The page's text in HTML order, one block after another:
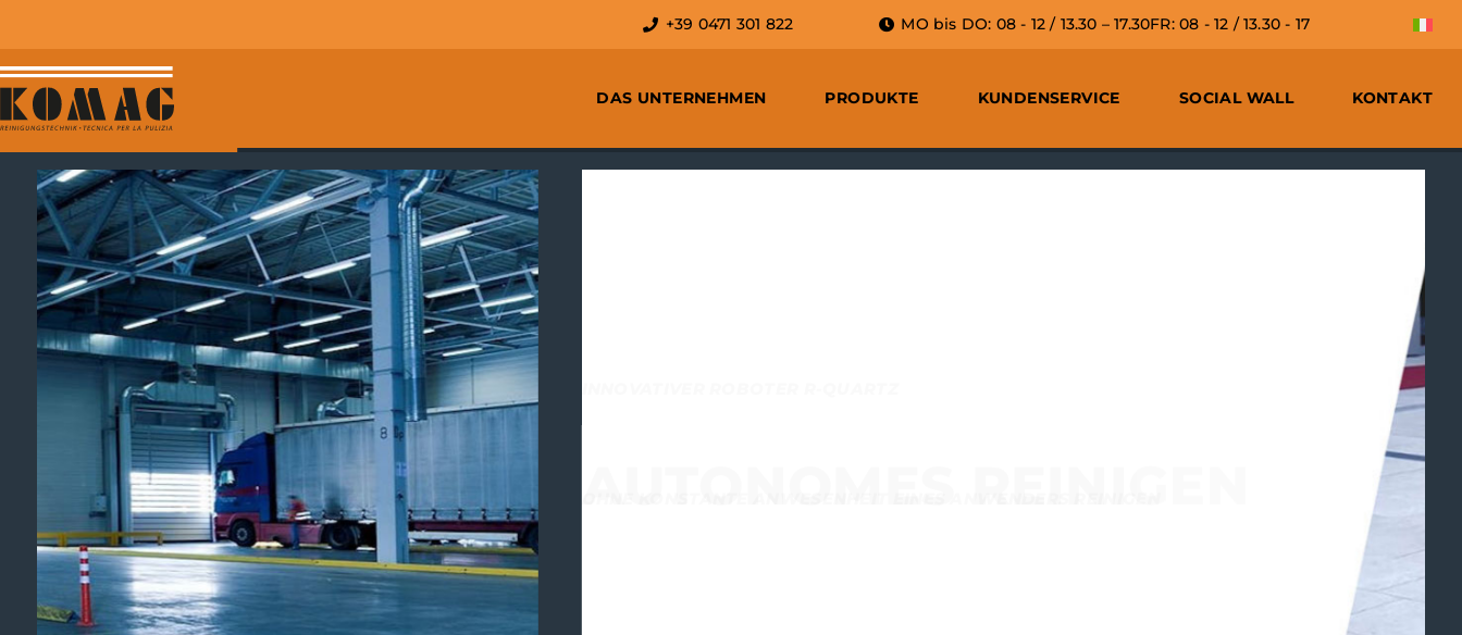
+39 0471 301 822 MO bis DO: 08 - 12 / 13.30 – 17.30FR: 08 - 12 / 13.30 - 17
DAS UNTERNEHMEN PRODUKTE KUNDENSERVICE SOCIAL WALL KONTAKT
INNOVATIVER ROBOTER R-QUARTZ
AUTONOMES REINIGEN
OHNE KONSTANTE ANWESENHEIT EINES ANWENDERS REINIGEN
R-QUARTZ